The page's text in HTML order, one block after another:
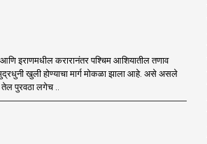
इराणमधील करारानंतर पश्चिम आशियातील तणाव
खुली होण्याचा मार्ग मोकळा झाला आहे. असे असले
तेल पुरवठा लगेच ..